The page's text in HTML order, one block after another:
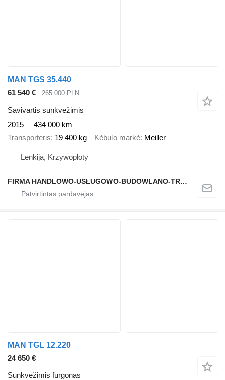
MAN TGS 35.440
61 540 €
265 000 PLN
Savivartis sunkvežimis
2015
434 000 km
Transporteris 19 400 kg Kėbulo markė Meiller
Lenkija, Krzywopłoty
FIRMA HANDLOWO-USŁUGOWO-BUDOWLANO-TRANSPORTOWA PAWEŁ MSTOWSKI
MAN TGL 12.220
24 650 €
Sunkvežimis furgonas